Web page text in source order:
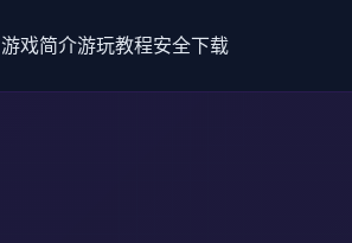
游戏简介游玩教程安全下载